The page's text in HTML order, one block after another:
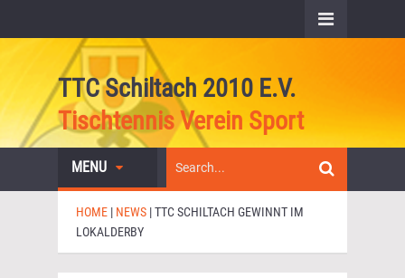
TTC Schiltach 2010 E.V.
Tischtennis Verein Sport
MENU
HOME | NEWS |TTC SCHILTACH GEWINNT IM
LOKALDERBY